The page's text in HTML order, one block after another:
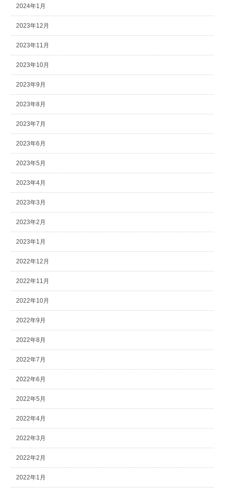
2024年1月
2023年12月
2023年11月
2023年10月
2023年9月
2023年8月
2023年7月
2023年6月
2023年5月
2023年4月
2023年3月
2023年2月
2023年1月
2022年12月
2022年11月
2022年10月
2022年9月
2022年8月
2022年7月
2022年6月
2022年5月
2022年4月
2022年3月
2022年2月
2022年1月